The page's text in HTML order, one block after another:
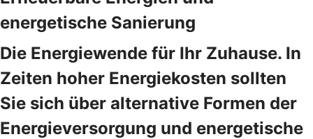
energetische Sanierung
Die Energiewende für Ihr Zuhause. In
Zeiten hoher Energiekosten sollten
Sie sich über alternative Formen der
Energieversorgung und energetische